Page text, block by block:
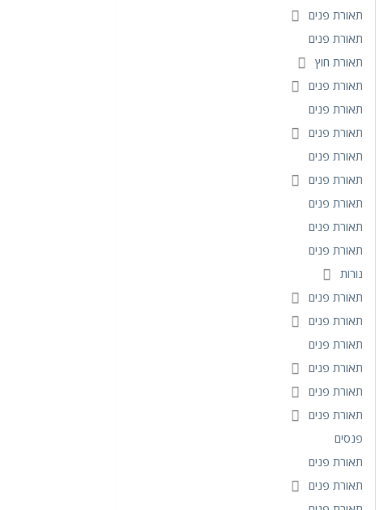
תאורת פנים
תאורת פנים
תאורת חוץ
תאורת פנים
תאורת פנים
תאורת פנים
תאורת פנים
תאורת פנים
תאורת פנים
תאורת פנים
תאורת פנים
נורות
תאורת פנים
תאורת פנים
תאורת פנים
תאורת פנים
תאורת פנים
תאורת פנים
פנסים
תאורת פנים
תאורת פנים